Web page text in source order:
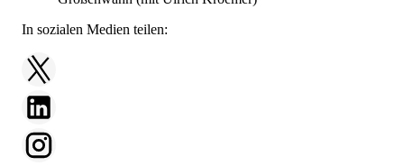
In sozialen Medien teilen: